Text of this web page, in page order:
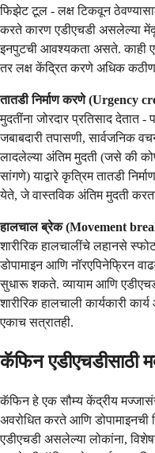
फिझेट टूल - लक्ष टिकवून
करते कारण एडीएचडी असलेल्या
इनपुटची आवश्यकता असते. काही
तर लक्ष केंद्रित करणे अधिक
तातडी निर्माण करणे (Urgency
मुदतींना जोरदार प्रतिसाद
जबाबदारी तपासणी, सार्वजनिक
लादलेल्या अंतिम मुदती (जसे की
सांगणे) याद्वारे कृत्रिम तातडी
येते, जे वास्तविक अंतिम मुदती
हालचाल ब्रेक (Movement
शारीरिक हालचालींचे लहानसे
डोपामाइन आणि नॉरएपिनेफ्रिन
सुधारू शकते. व्यायाम आणि
शारीरिक हालचाली कार्यकारी
एकाच सत्रातही.
कॅफिन एडीएचडीसाठी
कॅफिन हे एक सौम्य केंद्रीय
अवरोधित करते आणि डोपामाइनची
एडीएचडी असलेल्या लोकांना,